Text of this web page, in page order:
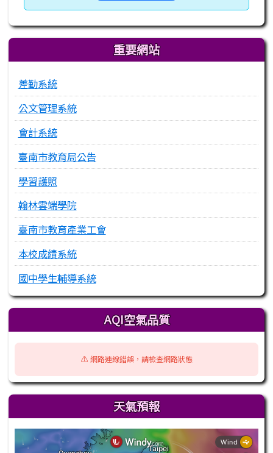
重要網站
差勤系統
公文管理系統
會計系統
臺南市教育局公告
學習護照
翰林雲端學院
臺南市教育產業工會
本校成績系統
國中學生輔導系統
AQI空氣品質
⚠️ 網路連線錯誤，請檢查網路狀態
天氣預報